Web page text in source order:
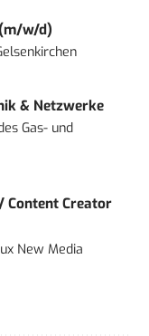
w/d)
& Netzwerke
Gas- und
Content Creator
New Media